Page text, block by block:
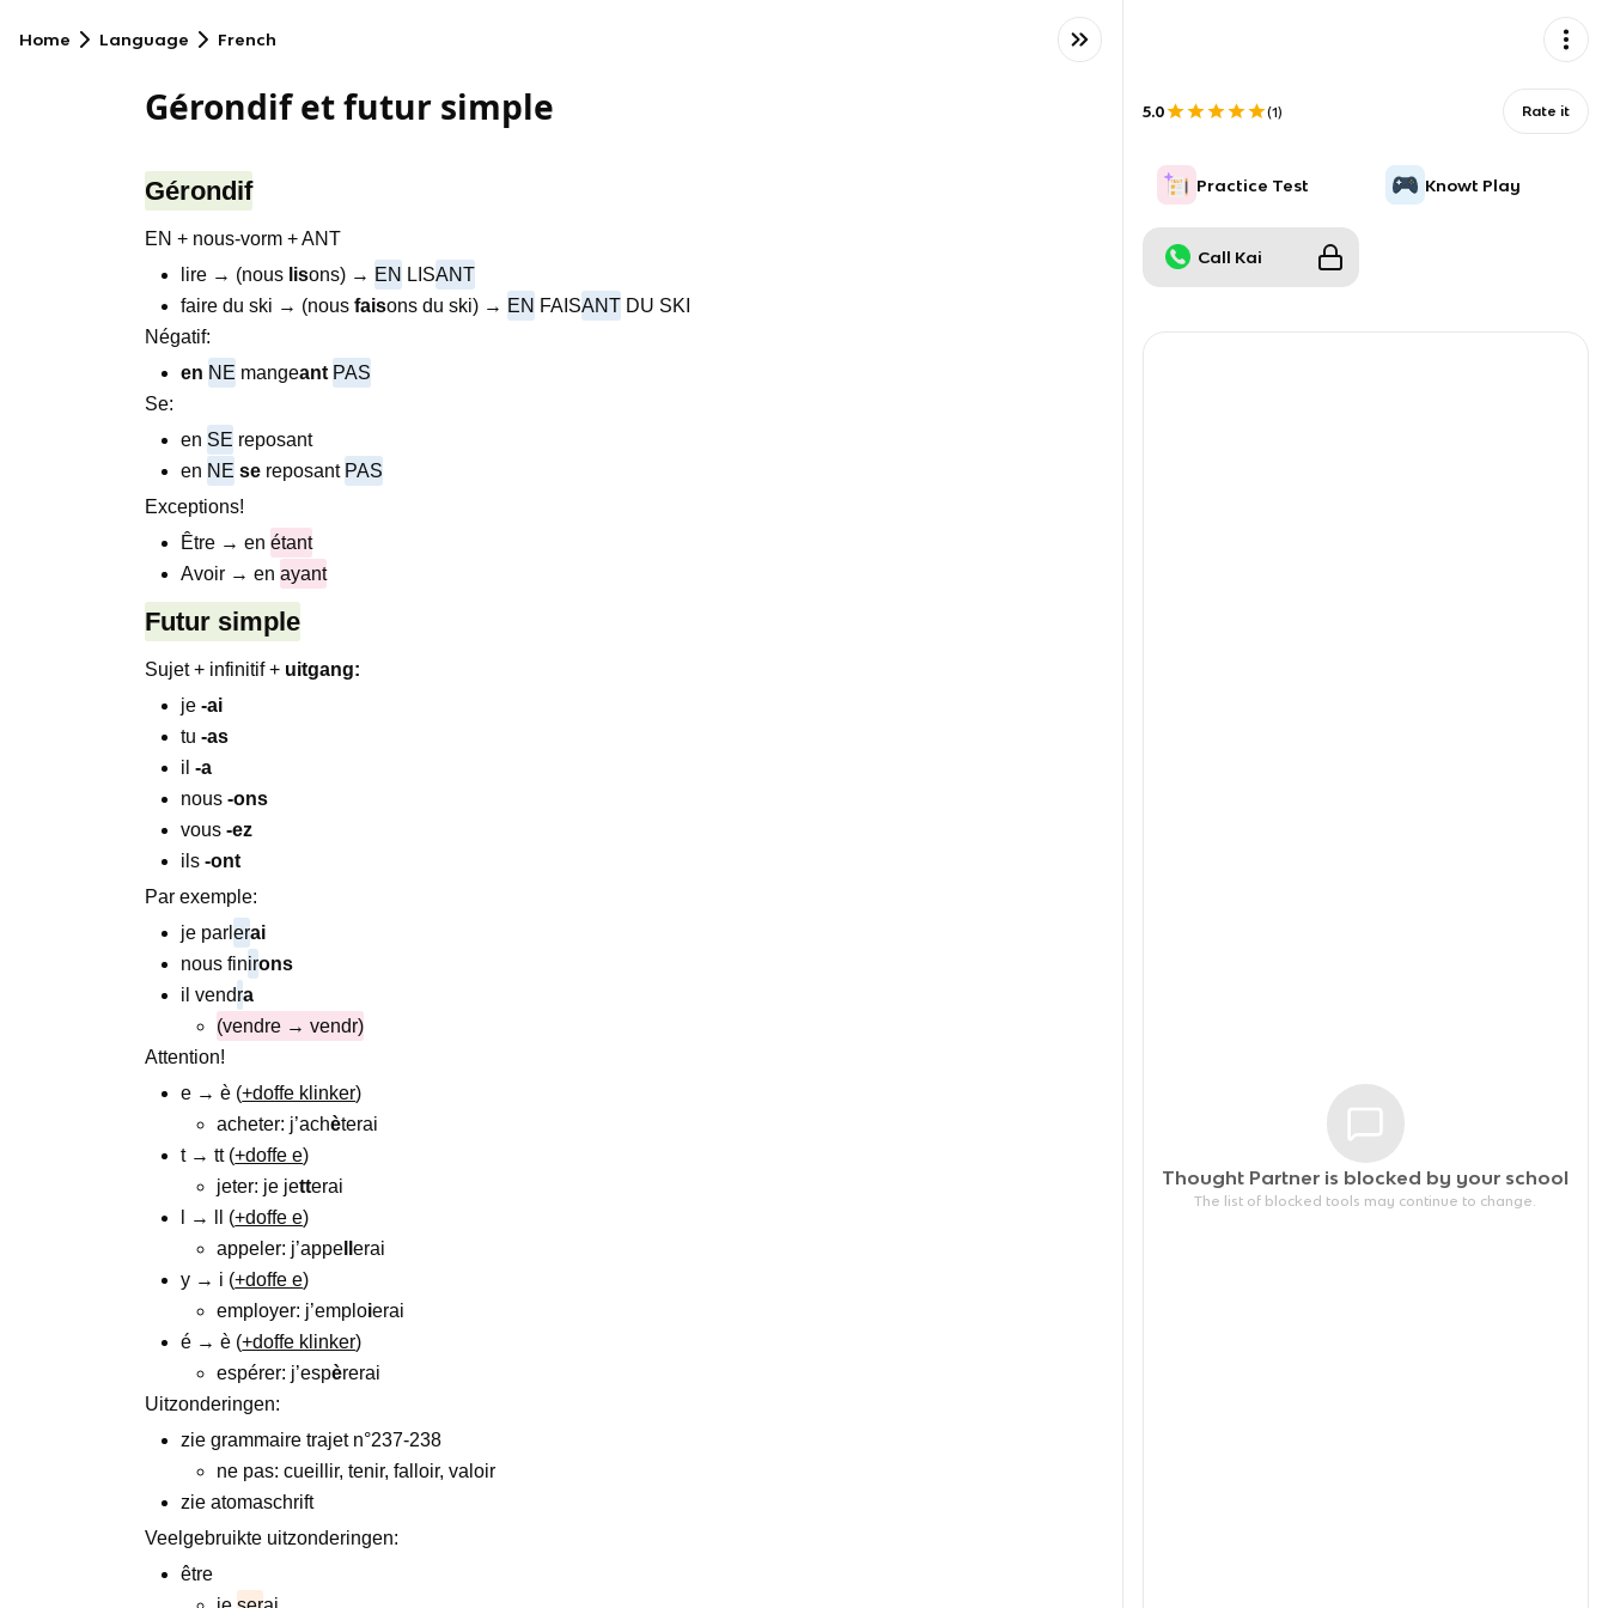
Home Language French
Gérondif et futur simple
Gérondif
EN + nous-vorm + ANT
lire → (nous lisons) → EN LISANT
faire du ski → (nousfaisons du ski) → EN FAISANT DU SKI
Négatif:
en NE mangeant PAS
Se:
en SE reposant
en NE se reposant PAS
Exceptions!
Être → enétant
Avoir → enayant
Futur simple
Sujet + infinitif + uitgang:
je-ai
tu-as
il-a
nous-ons
vous-ez
ils-ont
Par exemple:
je parlerai
nous finirons
il vendra
(vendre → vendr)
Attention!
e → è (+doffe klinker)
acheter: j’achèterai
t → tt (+doffe e)
jeter: je jetterai
l → ll (+doffe e)
appeler: j’appe llerai
y → i (+doffe e)
employer: j’emploierai
é → è (+doffe klinker)
espérer: j’espèrerai
Uitzonderingen:
zie grammaire trajet n°237-238
ne pas: cueillir, tenir, falloir, valoir
zie atomaschrift
Veelgebruikte uitzonderingen:
être
5.0 (1) Rate it
Practice Test Knowt Play
Call Kai
Thought Partner is blocked by your school
The list of blocked tools may continue to change.